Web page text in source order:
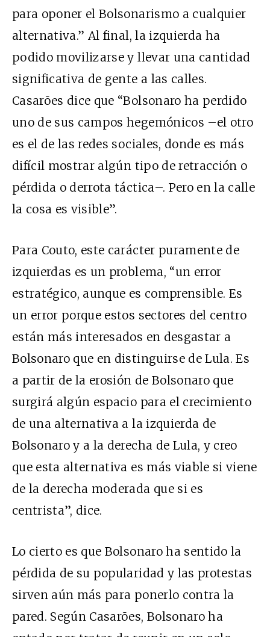
para oponer el Bolsonarismo a cualquier
alternativa.” Al final, la izquierda ha
podido movilizarse y llevar una cantidad
significativa de gente a las calles.
Casarões dice que “Bolsonaro ha perdido
uno de sus campos hegemónicos –el otro
es el de las redes sociales, donde es más
difícil mostrar algún tipo de retracción o
pérdida o derrota táctica–. Pero en la calle
la cosa es visible”.
Para Couto, este carácter puramente de
izquierdas es un problema, “un error
estratégico, aunque es comprensible. Es
un error porque estos sectores del centro
están más interesados en desgastar a
Bolsonaro que en distinguirse de Lula. Es
a partir de la erosión de Bolsonaro que
surgirá algún espacio para el crecimiento
de una alternativa a la izquierda de
Bolsonaro y a la derecha de Lula, y creo
que esta alternativa es más viable si viene
de la derecha moderada que si es
centrista”, dice.
Lo cierto es que Bolsonaro ha sentido la
pérdida de su popularidad y las protestas
sirven aún más para ponerlo contra la
pared. Según Casarões, Bolsonaro ha